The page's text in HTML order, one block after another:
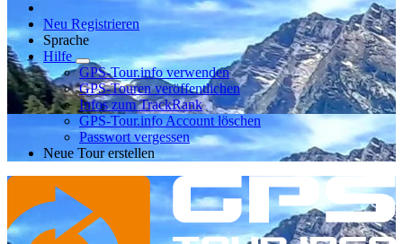
Neu Registrieren
Sprache
Hilfe
GPS-Tour.info verwenden
GPS-Touren veröffentlichen
Infos zum TrackRank
GPS-Tour.info Account löschen
Passwort vergessen
Neue Tour erstellen